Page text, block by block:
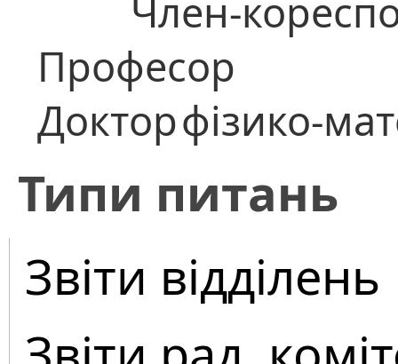
Член-
Професор
Докторфізико-
​Типи питань
Звіти відділень